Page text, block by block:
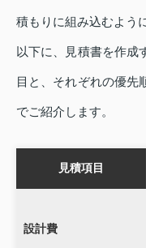
積もりに組み込むよう
以下に、見積書を作成
目と、それぞれの優先
でご紹介します。
見積項目
設計費